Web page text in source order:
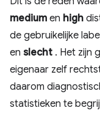
medium en high
de gebruikelijke
en slecht . Het zijn
eigenaar zelf
daarom
statistieken te